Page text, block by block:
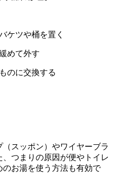
ケツや桶を置く
めて外す
のに交換する
スッポン）やワイヤーブラ
つまりの原因が便やトイレ
お湯を使う方法も有効で